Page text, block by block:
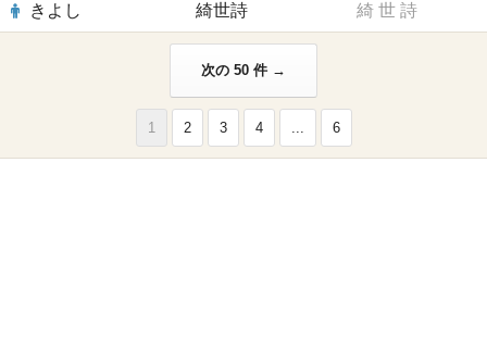
きよし 綺世詩 綺 世 詩
次の 50 件 →
1 2 3 4 ... 6